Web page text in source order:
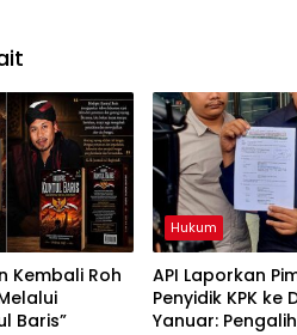
Kembali Roh
Baris”
Hukum
API Laporkan
Penyidik KPK ke
Yanuar: